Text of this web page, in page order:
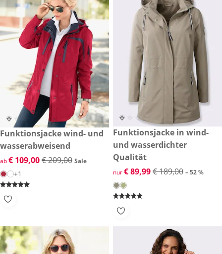
reduzierter Preis € 109,00, vorheriger Preis: € 209,00
Sale
Funktionsjacke wind- und
wasserabweisend
reduzierter Preis € 109,00, vorheriger Preis: € 209,00
ab€ 109,00€ 209,00 Sale
+1
reduzierter Preis € 89,99,
-52 %
Funktionsjacke in wind-
und wasserdichter
Qualität
reduzierter Preis € 89,99,
nur€ 89,99€ 189,00 – 52 %